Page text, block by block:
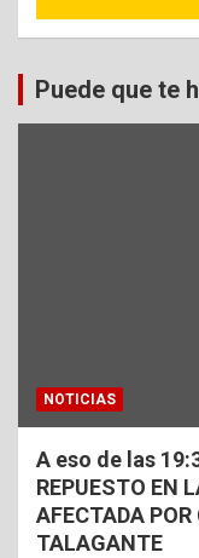
Puede que te
NOTICIAS
A eso de las
REPUESTO EN
AFECTADA POR
TALAGANTE